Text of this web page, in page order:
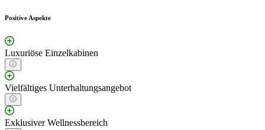
Positive Aspekte
Luxuriöse Einzelkabinen
Vielfältiges Unterhaltungsangebot
Exklusiver Wellnessbereich